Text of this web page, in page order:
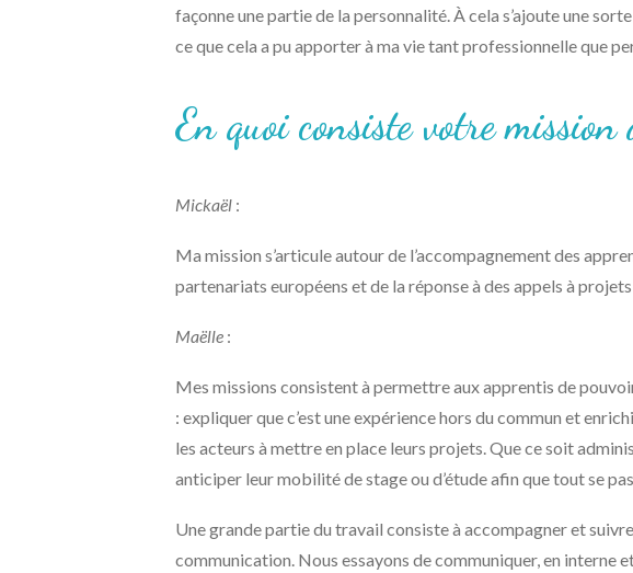
façonne une partie de la personnalité. À cela s’ajoute une
ce que cela a pu apporter à ma vie tant professionnelle que
En quoi consiste votre
Mickaël :
Ma mission s’articule autour de l’accompagnement des
partenariats européens et de la réponse à des appels à
Maëlle :
Mes missions consistent à permettre aux apprentis de
: expliquer que c’est une expérience hors du commun et
les acteurs à mettre en place leurs projets. Que ce soit
anticiper leur mobilité de stage ou d’étude afin que tout se
Une grande partie du travail consiste à accompagner et
communication. Nous essayons de communiquer, en interne